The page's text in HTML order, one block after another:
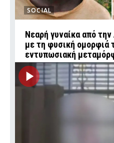
SOCIAL
Νεαρή γυναίκα από την
με τη φυσική ομορφιά
εντυπωσιακή